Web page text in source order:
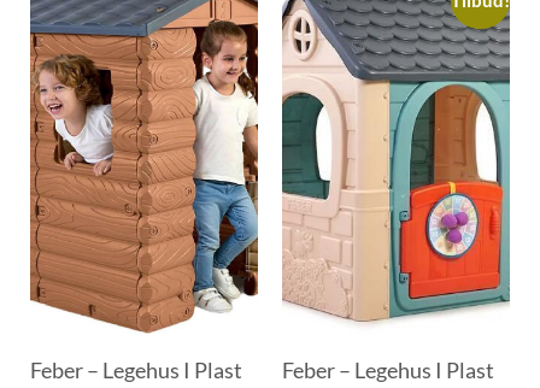
Feber – Legehus I Plast
Feber – Legehus I Plast